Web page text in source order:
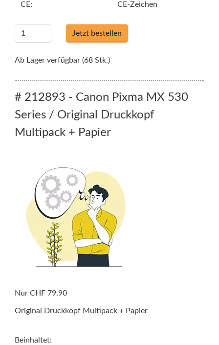
CE: CE-Zeichen
Jetzt bestellen
Ab Lager verfügbar (68 Stk.)
# 212893 - Canon Pixma MX 530
Series / Original Druckkopf
Multipack + Papier
Nur CHF 79,90
Original Druckkopf Multipack + Papier
Beinhaltet: